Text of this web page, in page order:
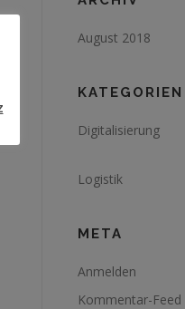
August 2018
KATEGORIEN
Digitalisierung
Logistik
META
Anmelden
Kommentar-Feed